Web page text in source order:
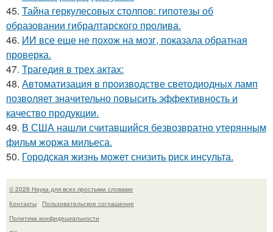
45. Тайна геркулесовых столпов: гипотезы об
образовании гибралтарского пролива.
46. ИИ все еще не похож на мозг, показала обратная
проверка.
47. Трагедия в трех актах:
48. Автоматизация в производстве светодиодных ламп
позволяет значительно повысить эффективность и
качество продукции.
49. В США нашли считавшийся безвозвратно утерянным
фильм жоржа мильеса.
50. Городская жизнь может снизить риск инсульта.
© 2026 Наука для всех простыми словами
Контакты
Пользовательское соглашение
Политика конфидециальности